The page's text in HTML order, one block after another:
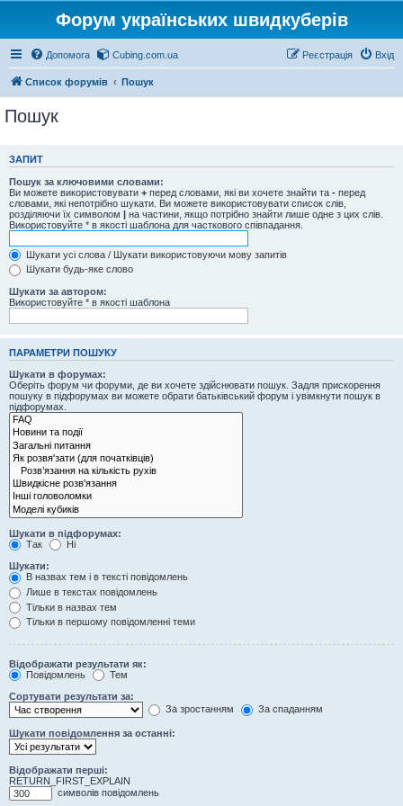
Форум українських швидкуберів
Допомога Cubing.com.ua Вхід
Реєстрація
Список форумів Пошук
Пошук
ЗАПИТ
Пошук за ключовими словами:
Ви можете використовувати + перед словами, які ви хочете знайти та - перед
словами, які непотрібно шукати. Ви можете використовувати список слів,
розділяючи їх символом | на частини, якщо потрібно знайти лише одне з цих слів.
Використовуйте * в якості шаблона для часткового співпадання.
Шукати усі слова / Шукати використовуючи мову запитів
Шукати будь-яке слово
Шукати за автором:
Використовуйте * в якості шаблона
ПАРАМЕТРИ ПОШУКУ
Шукати в форумах:
Оберіть форум чи форуми, де ви хочете здійснювати пошук. Задля прискорення
пошуку в підфорумах ви можете обрати батьківський форум і увімкнути пошук в
підфорумах.
Шукати в підфорумах:
Так
Ні
Шукати:
В назвах тем і в тексті повідомлень
Лише в текстах повідомлень
Тільки в назвах тем
Тільки в першому повідомленні теми
Відображати результати як:
Повідомлень
Тем
Сортувати результати за:
За зростанням
За спаданням
Шукати повідомлення за останні:
Відображати перші:
RETURN_FIRST_EXPLAIN
символів повідомлень